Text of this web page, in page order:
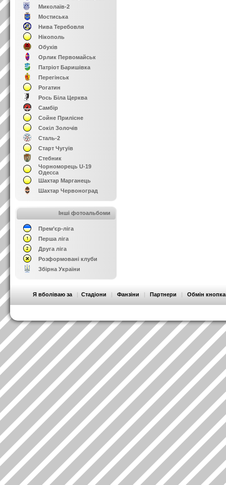
Миколаїв-2
Мостиська
Нива Теребовля
Нікополь
Обухів
Орлик Первомайськ
Патріот Баришівка
Перегінськ
Рогатин
Рось Біла Церква
Самбір
Сойне Прилісне
Сокіл Золочів
Сталь-2
Старт Чугуїв
Стебник
Чорноморець U-19
Одесса
Шахтар Марганець
Шахтар Червоноград
Інші фотоальбоми
Прем’єр-ліга
Перша ліга
Друга ліга
Розформовані клуби
Збірна України
Я вболіваю за | Стадіони | Фанзіни | Партнери | Обмін